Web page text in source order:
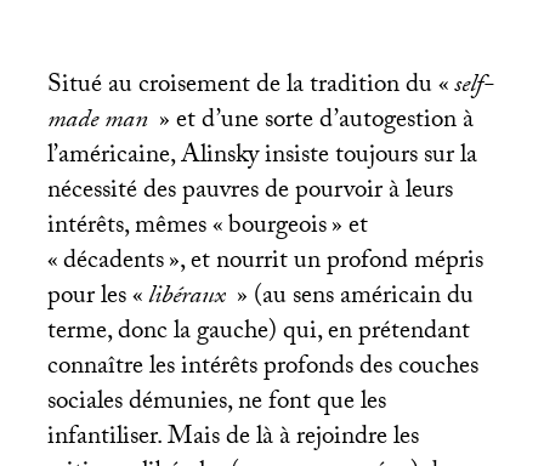
Situé au croisement de la tradition du «self-
made man » et d’une sorte d’autogestion à
l’américaine, Alinsky insiste toujours sur la
nécessité des pauvres de pourvoir à leurs
intérêts, mêmes «bourgeois» et
«décadents», et nourrit un profond mépris
pour les «libéraux » (au sens américain du
terme, donc la gauche) qui, en prétendant
connaître les intérêts profonds des couches
sociales démunies, ne font que les
infantiliser. Mais de là à rejoindre les